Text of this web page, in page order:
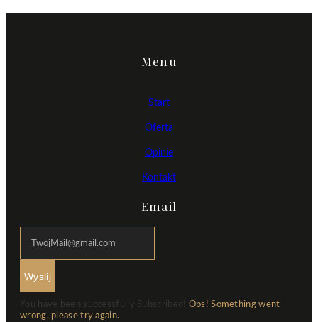
Menu
Start
Oferta
Opinie
Kontakt
Email
Wyslij
You have been successfully Subscribed!
Ops! Something went
wrong, please try again.